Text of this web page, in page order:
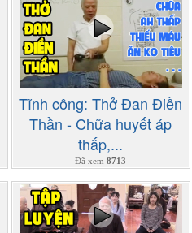
Tĩnh công: Thở Đan Điền
Thần - Chữa huyết áp
thấp,...
Đã xem8713